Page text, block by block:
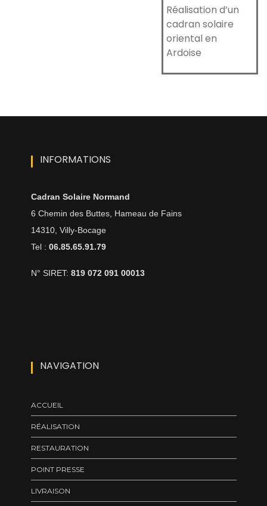
Réalisation d’un
cadran solaire
oriental en
Ardoise
INFORMATIONS
Cadran Solaire Normand
6 Chemin des Buttes, Hameau de Fains
14310, Villy-Bocage
Tel : 06.85.65.91.79
N° SIRET: 819 072 091 00013
NAVIGATION
ACCUEIL
RÉALISATION
RESTAURATION
POINT PRESSE
LIVRAISON